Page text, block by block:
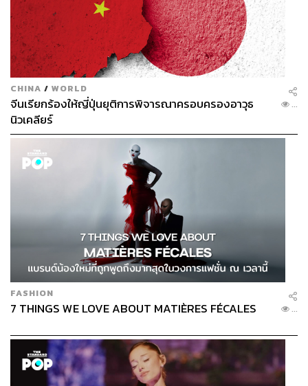
CHINA / WORLD
จีนเรียกร้องให้ญี่ปุ่นยุติการพิจารณาครอบครองอาวุธ
นิวเคลียร์
...
FASHION
7 THINGS WE LOVE ABOUT MATIÈRES FÉCALES ...